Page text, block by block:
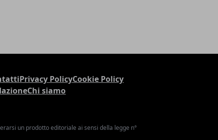
Privacy PolicyCookie Policy
Chi siamo
un prodotto editoriale ai sensi della legge n°